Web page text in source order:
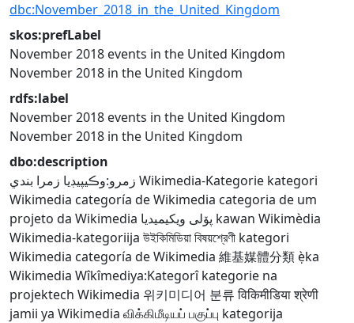
dbc:November_2018_in_the_United_Kingdom
skos:prefLabel
November 2018 events in the United Kingdom
November 2018 in the United Kingdom
rdfs:label
November 2018 events in the United Kingdom
November 2018 in the United Kingdom
dbo:description
زمرو:وڪيپيڊيا زمرا بندي Wikimedia-Kategorie kategori
Wikimedia categoría de Wikimedia categoria de um
projeto da Wikimedia پۆلی ویکیمیدیا kawan Wikimèdia
Wikimedia-kategoriija উইকিমিডিয়া বিষয়শ্রেণী kategori
Wikimedia categoría de Wikimedia 維基媒體分類 ẹ̀ka
Wikimedia Wîkîmediya:Kategorî kategorie na
projektech Wikimedia 위키미디어 분류 विकिमीडिया श्रेणी
jamii ya Wikimedia விக்கிமீடியப் பகுப்பு kategorija